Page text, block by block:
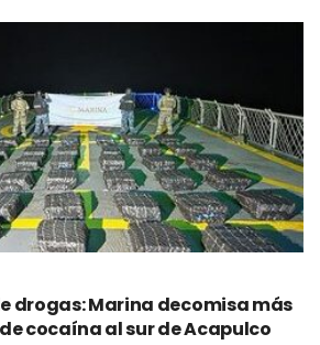
drogas: Marina decomisa más
cocaína al sur de Acapulco